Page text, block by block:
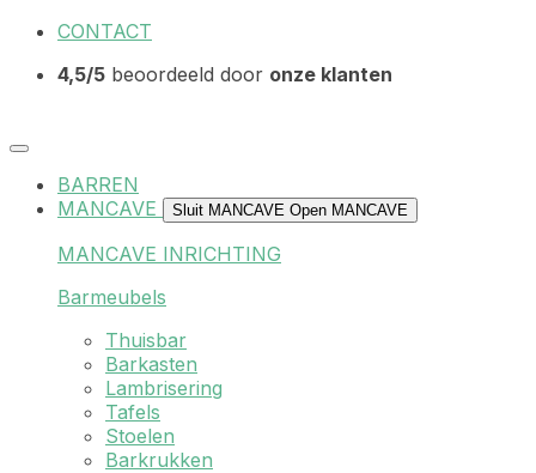
CONTACT
4,5/5 beoordeeld door onze klanten
BARREN
MANCAVE
Sluit MANCAVE Open MANCAVE
MANCAVE INRICHTING
Barmeubels
Thuisbar
Barkasten
Lambrisering
Tafels
Stoelen
Barkrukken